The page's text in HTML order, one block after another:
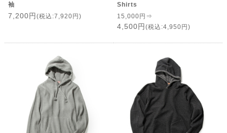
袖
7,200円 (税込:7,920円)
Shirts
15,000円⇒
4,500円 (税込:4,950円)